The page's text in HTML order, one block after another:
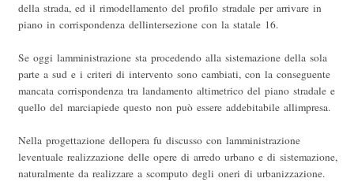
della strada, ed il rimodellamento del profilo stradale per arrivare in
piano in corrispondenza dellintersezione con la statale 16.
Se oggi lamministrazione sta procedendo alla sistemazione della sola
parte a sud e i criteri di intervento sono cambiati, con la conseguente
mancata corrispondenza tra landamento altimetrico del piano stradale e
quello del marciapiede questo non può essere addebitabile allimpresa.
Nella progettazione dellopera fu discusso con lamministrazione
leventuale realizzazione delle opere di arredo urbano e di sistemazione,
naturalmente da realizzare a scomputo degli oneri di urbanizzazione.